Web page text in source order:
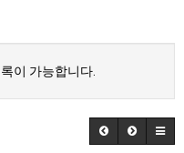
이 가능합니다.